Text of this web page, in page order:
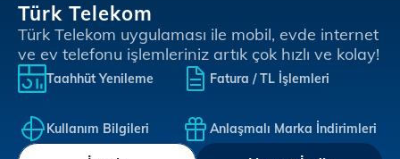
Türk Telekom
Türk Telekom uygulaması ile mobil, evde internet
ve ev telefonu işlemleriniz artık çok hızlı ve kolay!
Taahhüt Yenileme Fatura / TL İşlemleri
Kullanım Bilgileri Anlaşmalı Marka İndirimleri